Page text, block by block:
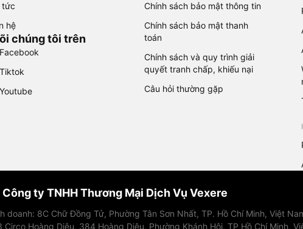
tức
hệ
chúng tôi trên
Facebook
Tiktok
Youtube
Chính sách bảo mật thông tin
Chính sách bảo mật thanh
toán
Chính sách và quy trình giải
quyết tranh chấp, khiếu nại
Câu hỏi thường gặp
Công ty TNHH Thương Mại Dịch Vụ Vexere
doanh: 8C Chữ Đồng Tử, Phường Tân Sơn Nhất, TP. Hồ Chí Minh, Việt
Circo Hoàng Diệu, 384 Hoàng Diệu, Phường Khánh Hội, TP Hồ Chí Minh,